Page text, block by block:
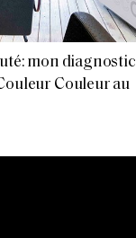
mon diagnostic
Couleur au